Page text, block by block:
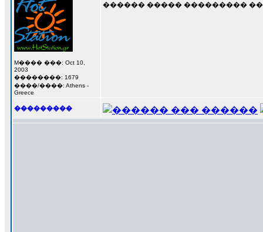
M���� ���: Oct 10,
2003
��������: 1679
����/����: Athens -
Greece
������ ����� ��������� ���
���������